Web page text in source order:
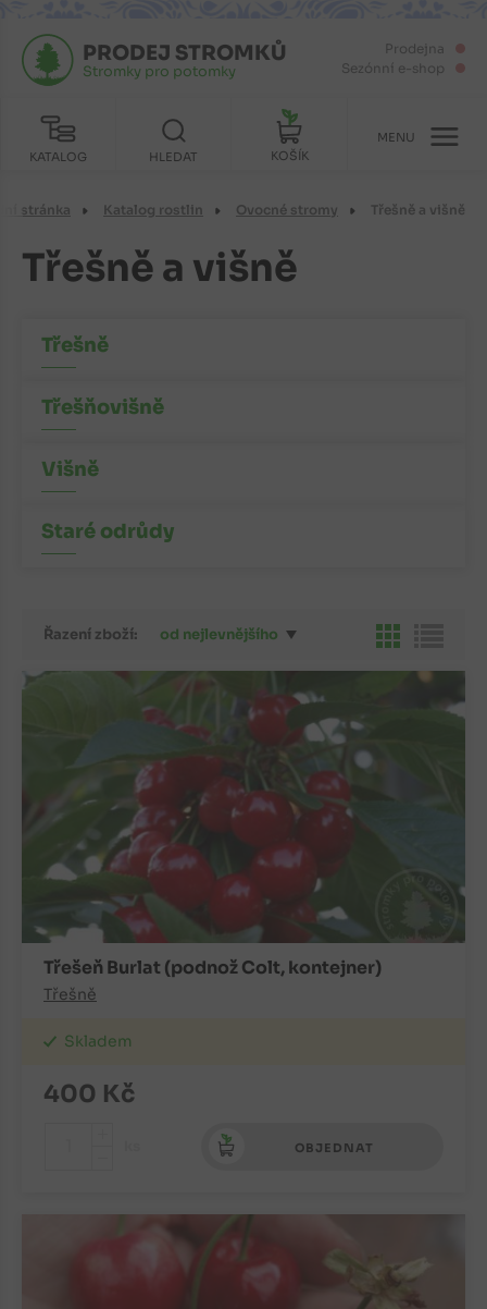
Prodejna
Sezónní e-shop
KATALOG
PRODEJ STROMKŮ
Stromky pro potomky
HLEDAT KOŠÍK
MENU
stránka Katalog rostlin Ovocné stromy Třešně a višně
Třešně a višně
Třešně
Třešňovišně
Višně
Staré odrůdy
Řazení zboží: od nejlevnějšího
Třešeň Burlat (podnož Colt, kontejner)
Třešně
Skladem
400 Kč
OBJEDNAT